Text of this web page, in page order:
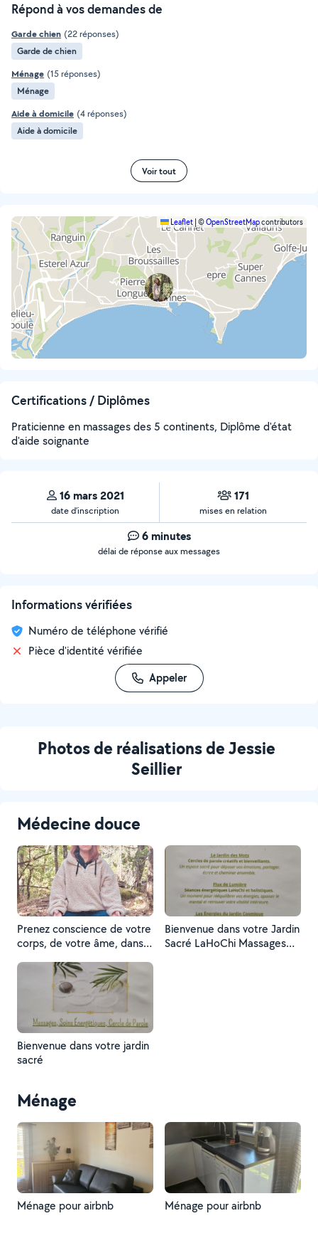
Répond à vos demandes de
Garde chien (22 réponses)
Garde de chien
Ménage (15 réponses)
Ménage
Aide à domicile (4 réponses)
Aide à domicile
Voir tout
Leaflet ©OpenStreetMapcontributors
Certifications / Diplômes
Praticienne en massages des 5 continents, Diplôme d'état
d'aide soignante
16 mars 2021
date d’inscription
171
mises en relation
6 minutes
délai de réponse aux messages
Informations vérifiées
Numéro de téléphone vérifié
Pièce d'identité vérifiée
Appeler
Photos de réalisations de Jessie
Seillier
Médecine douce
Prenez conscience de votre
corps, de votre âme, dans
à votre Jardin Sacré.
Bienvenue dans votre Jardin
Sacré LaHoChi Massages
Bienvenue dans votre jardin
sacré
Ménage
Ménage pour airbnb Ménage pour airbnb